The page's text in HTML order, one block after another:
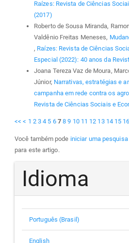
Raízes: Revista de Ciências
(2017)
Roberto de Sousa Miranda,
Valdênio Freitas Meneses,
, Raízes: Revista de Ciências
Especial (2022): 40 anos da
Joana Tereza Vaz de Moura,
Júnior, Narrativas, estratégias e
campanha em rede contra os
Revista de Ciências Sociais e
<< < 1 2 3 4 5 6 7 8 9 10 11 12 13 14 15 16
Você também pode iniciar uma
para este artigo.
Idioma
Português (Brasil)
English